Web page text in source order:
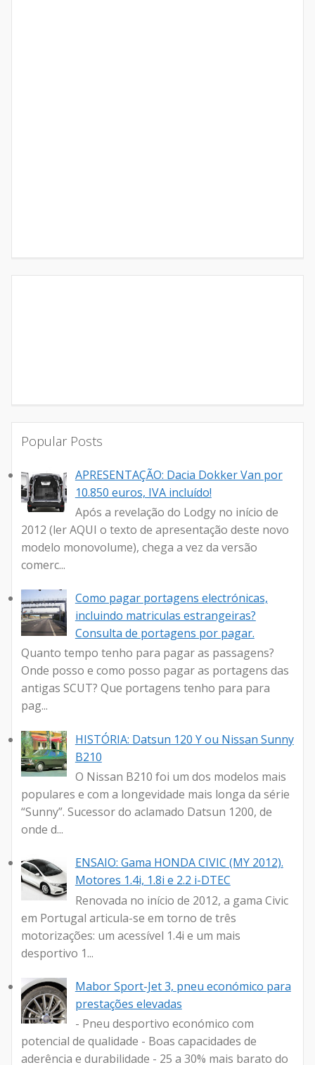
Popular Posts
APRESENTAÇÃO: Dacia Dokker Van por
10.850 euros, IVA incluído!
Após a revelação do Lodgy no início de
2012 (ler AQUI o texto de apresentação deste novo
modelo monovolume), chega a vez da versão
comerc...
Como pagar portagens electrónicas,
incluindo matriculas estrangeiras?
Consulta de portagens por pagar.
Quanto tempo tenho para pagar as passagens?
Onde posso e como posso pagar as portagens das
antigas SCUT? Que portagens tenho para para
pag...
HISTÓRIA: Datsun 120 Y ou Nissan Sunny
B210
O Nissan B210 foi um dos modelos mais
populares e com a longevidade mais longa da série
“Sunny”. Sucessor do aclamado Datsun 1200, de
onde d...
ENSAIO: Gama HONDA CIVIC (MY 2012).
Motores 1.4i, 1.8i e 2.2 i-DTEC
Renovada no início de 2012, a gama Civic
em Portugal articula-se em torno de três
motorizações: um acessível 1.4i e um mais
desportivo 1...
Mabor Sport-Jet 3, pneu económico para
prestações elevadas
- Pneu desportivo económico com
potencial de qualidade - Boas capacidades de
aderência e durabilidade - 25 a 30% mais barato do